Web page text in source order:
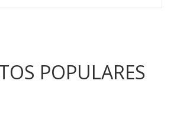
POPULARES